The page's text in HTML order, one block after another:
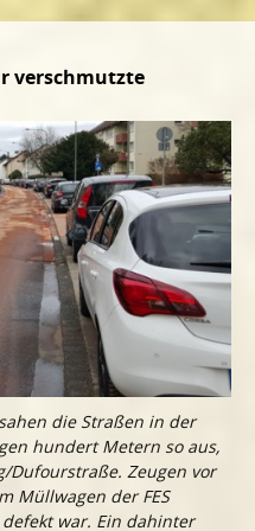
verschmutzte
die Straßen in der
hundert Metern so aus,
Dufourstraße. Zeugen vor
Müllwagen der FES
war. Ein dahinter